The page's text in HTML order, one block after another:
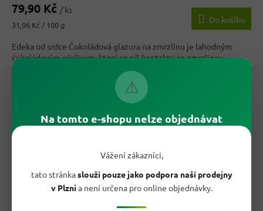
⚠
Na tomto e-shopu nelze objednávat
Vážení zákazníci,
tato stránkaslouží pouze jako podpora naší prodejny
v Plznia není určena pro online objednávky.
79,90 Kč / ks
Měrná
31,96 Kč / 100 g
Do košíku
Edeka od srdce Čokoládová glazura na zmrzlinu je lahodným
čokoládovým přelivem, který se při kontaktu se zmrzlinou...